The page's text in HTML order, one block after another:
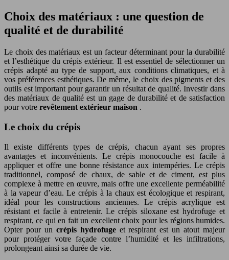
Choix des matériaux : une question de
qualité et de durabilité
Le choix des matériaux est un facteur déterminant pour la durabilité
et l’esthétique du crépis extérieur. Il est essentiel de sélectionner un
crépis adapté au type de support, aux conditions climatiques, et à
vos préférences esthétiques. De même, le choix des pigments et des
outils est important pour garantir un résultat de qualité. Investir dans
des matériaux de qualité est un gage de durabilité et de satisfaction
pour votre revêtement extérieur maison .
Le choix du crépis
Il existe différents types de crépis, chacun ayant ses propres
avantages et inconvénients. Le crépis monocouche est facile à
appliquer et offre une bonne résistance aux intempéries. Le crépis
traditionnel, composé de chaux, de sable et de ciment, est plus
complexe à mettre en œuvre, mais offre une excellente perméabilité
à la vapeur d’eau. Le crépis à la chaux est écologique et respirant,
idéal pour les constructions anciennes. Le crépis acrylique est
résistant et facile à entretenir. Le crépis siloxane est hydrofuge et
respirant, ce qui en fait un excellent choix pour les régions humides.
Opter pour un crépis hydrofuge et respirant est un atout majeur
pour protéger votre façade contre l’humidité et les infiltrations,
prolongeant ainsi sa durée de vie.